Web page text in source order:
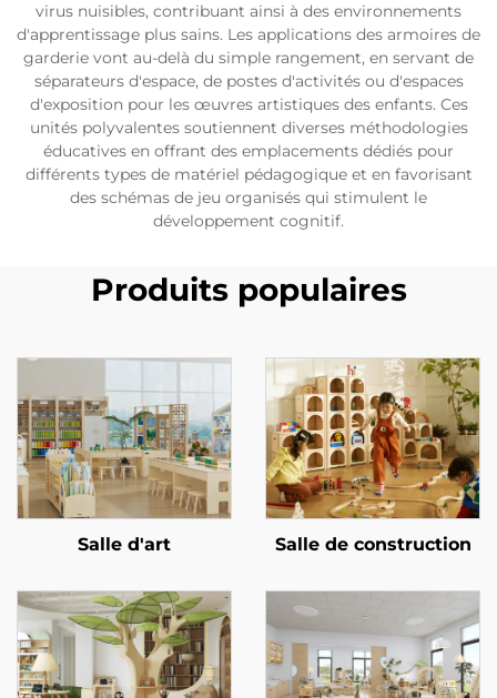
virus nuisibles, contribuant ainsi à des environnements
d'apprentissage plus sains. Les applications des armoires de
garderie vont au-delà du simple rangement, en servant de
séparateurs d'espace, de postes d'activités ou d'espaces
d'exposition pour les œuvres artistiques des enfants. Ces
unités polyvalentes soutiennent diverses méthodologies
éducatives en offrant des emplacements dédiés pour
différents types de matériel pédagogique et en favorisant
des schémas de jeu organisés qui stimulent le
développement cognitif.
Produits populaires
Salle d'art Salle de construction